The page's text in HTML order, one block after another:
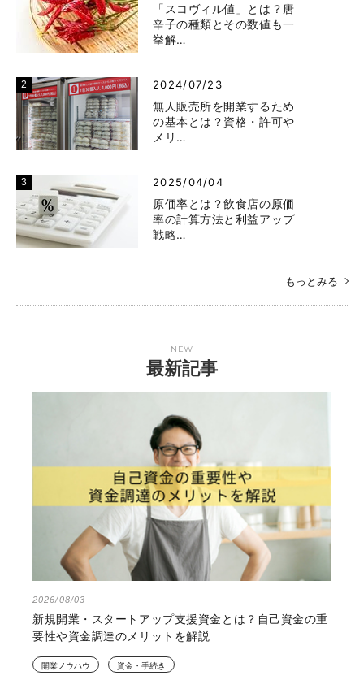
「スコヴィル値」とは？唐
辛子の種類とその数値も一
挙解…
2024/07/23
無人販売所を開業するため
の基本とは？資格・許可や
メリ…
2025/04/04
原価率とは？飲食店の原価
率の計算方法と利益アップ
戦略…
もっとみる
NEW
最新記事
2026/08/03
新規開業・スタートアップ支援資金とは？自己資金の重
要性や資金調達のメリットを解説
開業ノウハウ 資金・手続き